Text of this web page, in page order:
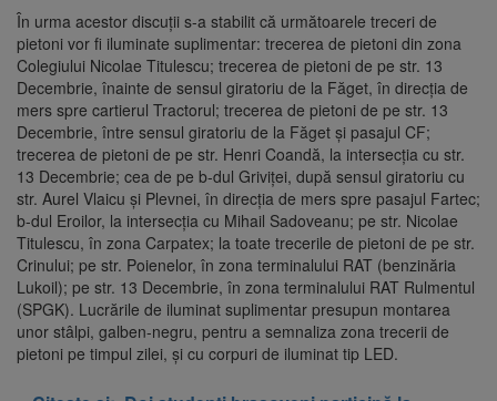
În urma acestor discuții s-a stabilit că următoarele treceri de
pietoni vor fi iluminate suplimentar: trecerea de pietoni din zona
Colegiului Nicolae Titulescu; trecerea de pietoni de pe str. 13
Decembrie, înainte de sensul giratoriu de la Făget, în direcția de
mers spre cartierul Tractorul; trecerea de pietoni de pe str. 13
Decembrie, între sensul giratoriu de la Făget și pasajul CF;
trecerea de pietoni de pe str. Henri Coandă, la intersecția cu str.
13 Decembrie; cea de pe b-dul Griviței, după sensul giratoriu cu
str. Aurel Vlaicu și Plevnei, în direcția de mers spre pasajul Fartec;
b-dul Eroilor, la intersecția cu Mihail Sadoveanu; pe str. Nicolae
Titulescu, în zona Carpatex; la toate trecerile de pietoni de pe str.
Crinului; pe str. Poienelor, în zona terminalului RAT (benzinăria
Lukoil); pe str. 13 Decembrie, în zona terminalului RAT Rulmentul
(SPGK). Lucrările de iluminat suplimentar presupun montarea
unor stâlpi, galben-negru, pentru a semnaliza zona trecerii de
pietoni pe timpul zilei, și cu corpuri de iluminat tip LED.